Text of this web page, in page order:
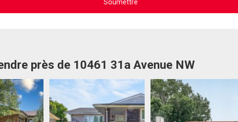
près de 10461 31a Avenue NW